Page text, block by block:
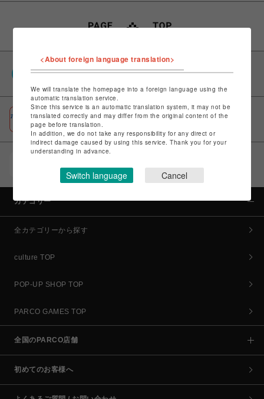
PARCOポイント
ポケパル払い
初回登録＆お買物で最大1,500円分のPARCOポイント進呈
コイン＆クーポンでPARCOでのお買い物がオトクに
カテゴリー
全カテゴリーから探す
culture TOP
POP-UP SHOP TOP
PARCO GAMES TOP
全国のPARCO店舗
初めてのお客様へ
<About foreign language translation>
We will translate the homepage into a foreign language using the
automatic translation service.
Since this service is an automatic translation system, it may not be
translated correctly and may differ from the original content of the
page before translation.
In addition, we do not take any responsibility for any direct or
indirect damage caused by using this service. Thank you for your
understanding in advance.
Switch language Cancel